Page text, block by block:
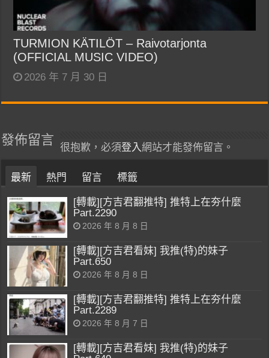
TURMION KÄTILÖT – Raivotarjonta
(OFFICIAL MUSIC VIDEO)
2026 年 7 月 30 日
發佈留言
很抱歉，必須登入網站才能發佈留言。
最新 熱門 留言 標籤
[轉載][方吉君翻推特] 推特上在夯什麼
Part.2290
2026 年 8 月 8 日
[轉載][方吉君看妹] 我推(特)的妹子
Part.650
2026 年 8 月 8 日
[轉載][方吉君翻推特] 推特上在夯什麼
Part.2289
2026 年 8 月 7 日
[轉載][方吉君看妹] 我推(特)的妹子